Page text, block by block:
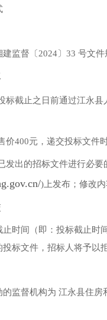
监督〔2024〕33 号文
标截止之日前通过江永县
价400元，递交投标文件
发出的招标文件进行必
)上发布；修改
时间（即：投标截止时
标文件，招标人将予以拒
监督机构为 江永县住房